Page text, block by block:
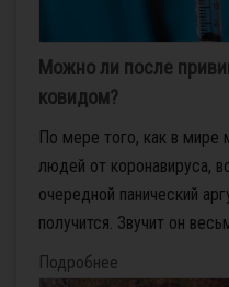
Можно ли после
ковидом?
По мере того, как в мире
людей от коронавируса,
очередной панический
получится. Звучит он
Подробнее